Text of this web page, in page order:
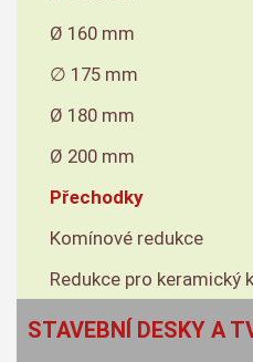
Ø 160 mm
∅ 175 mm
Ø 180 mm
Ø 200 mm
Přechodky
Komínové redukce
Redukce pro keramický
STAVEBNÍ DESKY A